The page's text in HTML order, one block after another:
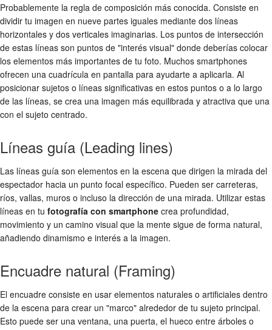
Probablemente la regla de composición más conocida. Consiste en
dividir tu imagen en nueve partes iguales mediante dos líneas
horizontales y dos verticales imaginarias. Los puntos de intersección
de estas líneas son puntos de "interés visual" donde deberías colocar
los elementos más importantes de tu foto. Muchos smartphones
ofrecen una cuadrícula en pantalla para ayudarte a aplicarla. Al
posicionar sujetos o líneas significativas en estos puntos o a lo largo
de las líneas, se crea una imagen más equilibrada y atractiva que una
con el sujeto centrado.
Líneas guía (Leading lines)
Las líneas guía son elementos en la escena que dirigen la mirada del
espectador hacia un punto focal específico. Pueden ser carreteras,
ríos, vallas, muros o incluso la dirección de una mirada. Utilizar estas
líneas en tu fotografía con smartphone crea profundidad,
movimiento y un camino visual que la mente sigue de forma natural,
añadiendo dinamismo e interés a la imagen.
Encuadre natural (Framing)
El encuadre consiste en usar elementos naturales o artificiales dentro
de la escena para crear un "marco" alrededor de tu sujeto principal.
Esto puede ser una ventana, una puerta, el hueco entre árboles o